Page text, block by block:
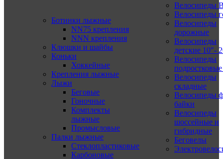
Ботинки лыжные
NN75 крепления
NNN крепления
Клюшки и шайбы
Коньки
Хоккейные
Крепления лыжные
Лыжи
Беговые
Гоночные
Комплекты
лыжные
Промысловые
Палки лыжные
Стеклопластиковые
Карбоновые
Велосипеды
Велосипеды
Велосипеды
дорожные
Велосипеды
детские 10″-
Велосипеды
Велосипеды
складные
Велосипеды
байки
Велосипеды
шоссейные и
гибридные
Беговелы